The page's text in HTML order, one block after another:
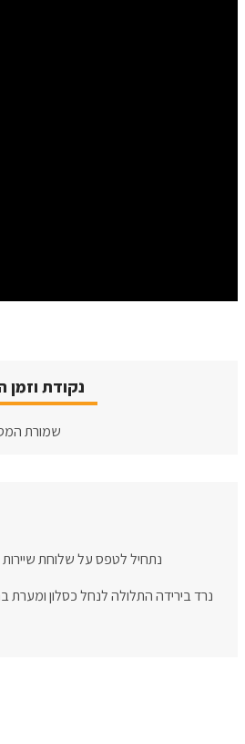
נקודת
שמורת
נתחיל לטפס על שלוחת שיירות לכיוון משלט 21 – אחת התצפיות היפות והמרגשות בארץ! משם דרך